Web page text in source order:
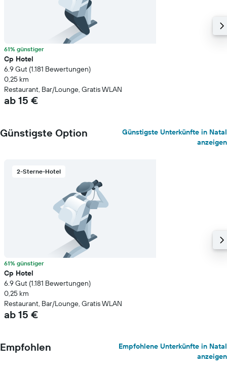
61% günstiger
Cp Hotel
6.9 Gut (1.181 Bewertungen)
0,25 km
Restaurant, Bar/Lounge, Gratis WLAN
ab 15 €
Günstigste Option
Günstigste Unterkünfte in Natal
anzeigen
2-Sterne-Hotel
61% günstiger
Cp Hotel
6.9 Gut (1.181 Bewertungen)
0,25 km
Restaurant, Bar/Lounge, Gratis WLAN
ab 15 €
Empfohlen
Empfohlene Unterkünfte in Natal
anzeigen